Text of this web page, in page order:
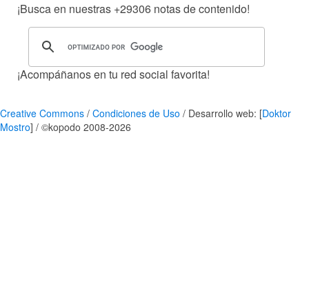
¡Busca en nuestras +29306 notas de contenido!
¡Acompáñanos en tu red social favorita!
Creative Commons / Condiciones de Uso / Desarrollo web: [Doktor
Mostro] / ©kopodo 2008-2026